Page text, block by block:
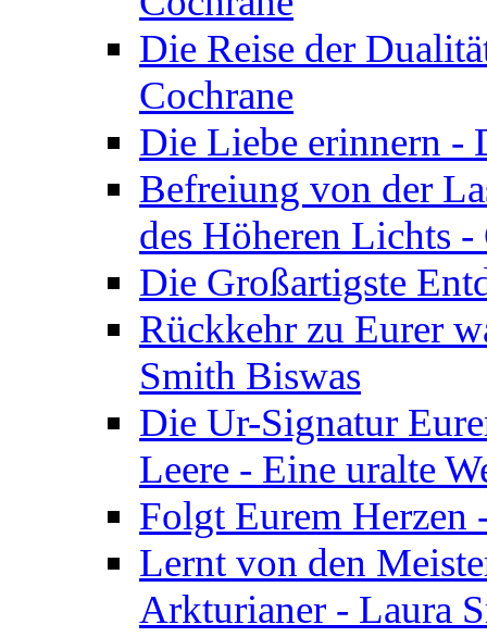
Die Reise der
Cochrane
Die Liebe erinnern -
Befreiung von der
des Höheren Lichts
Die Großartigste
Rückkehr zu Eurer
Smith Biswas
Die Ur-Signatur
Leere - Eine uralte
Folgt Eurem
Lernt von den
Arkturianer - Laura